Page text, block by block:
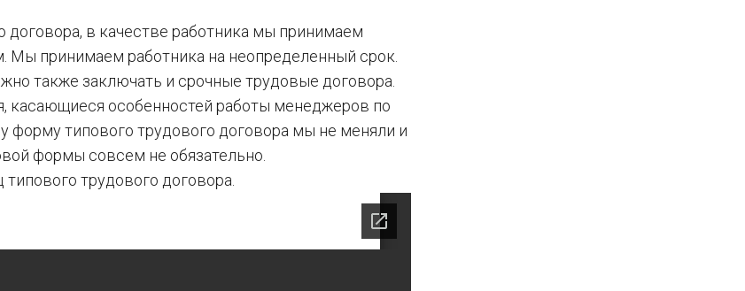
договора, в качестве работника мы принимаем
принимаем работника на неопределенный срок.
также заключать и срочные трудовые договора.
особенностей работы менеджеров по
форму типового трудового договора мы не меняли и
формы совсем не обязательно.
трудового договора.